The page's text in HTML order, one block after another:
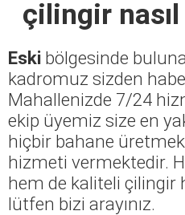
çilingir
Eski bölgesinde
kadromuz sizden
Mahallenizde 7/24
ekip üyemiz size en
hiçbir bahane
hizmeti vermektedir.
hem de kaliteli çilingir
lütfen bizi arayınız.